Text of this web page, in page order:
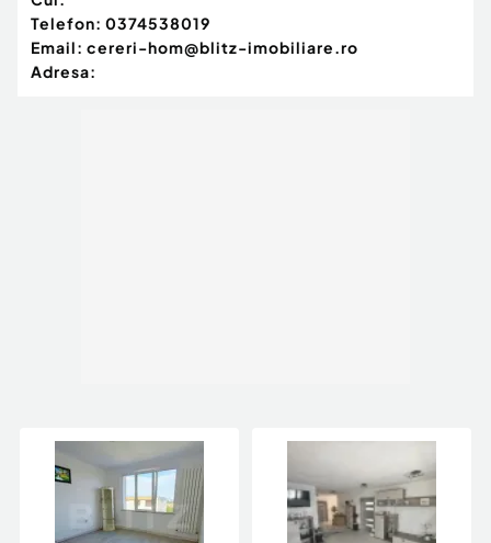
Telefon: 0374538019
Email: cereri-hom@blitz-imobiliare.ro
Adresa: